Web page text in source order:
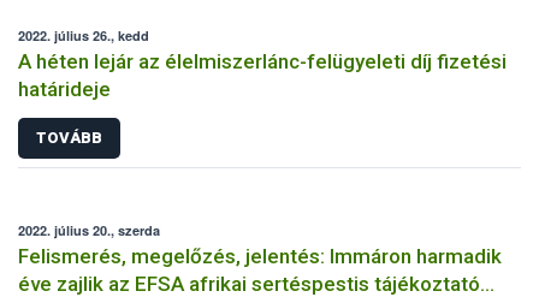
2022. július 26., kedd
A héten lejár az élelmiszerlánc-felügyeleti díj fizetési
határideje
TOVÁBB
2022. július 20., szerda
Felismerés, megelőzés, jelentés: Immáron harmadik
éve zajlik az EFSA afrikai sertéspestis tájékoztató